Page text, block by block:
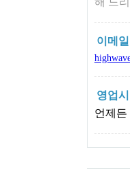
이메일
영업
언제든